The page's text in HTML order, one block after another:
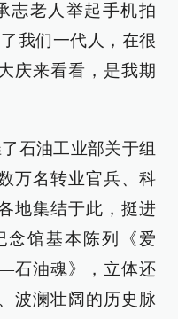
志老人举起手机拍
我们一代人，在很
庆来看看，是我期
石油工业部关于组
万名转业官兵、科
地集结于此，挺进
念馆基本陈列《爱
石油魂》，立体还
波澜壮阔的历史脉